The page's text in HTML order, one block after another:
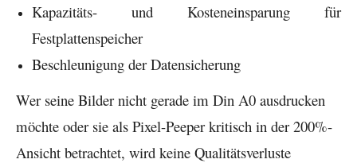
Kapazitäts- und Kosteneinsparung für
Festplattenspeicher
Beschleunigung der Datensicherung
Wer seine Bilder nicht gerade im Din A0 ausdrucken
möchte oder sie als Pixel-Peeper kritisch in der 200%-
Ansicht betrachtet, wird keine Qualitätsverluste